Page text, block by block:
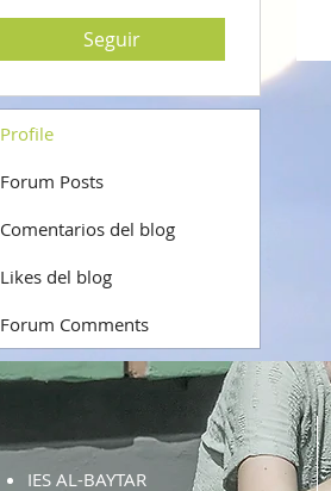
Seguir
Profile
Forum Posts
Comentarios del blog
Likes del blog
Forum Comments
IES AL-BAYTAR